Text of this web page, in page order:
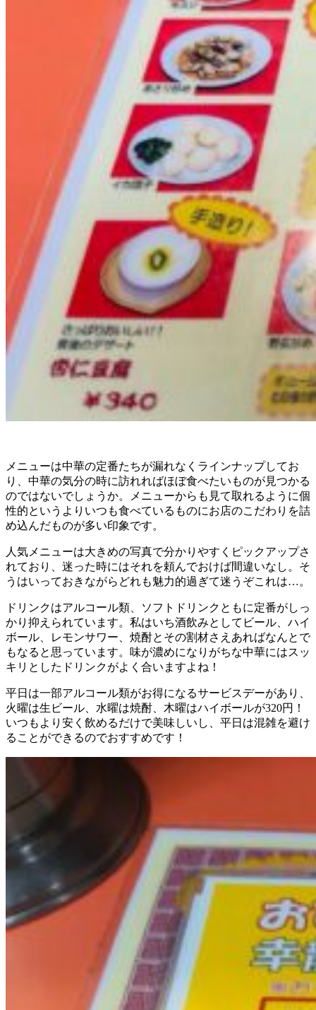
メニューは中華の定番たちが漏れなくラインナップしてお
り、中華の気分の時に訪れればほぼ食べたいものが見つかる
のではないでしょうか。メニューからも見て取れるように個
性的というよりいつも食べているものにお店のこだわりを詰
め込んだものが多い印象です。
人気メニューは大きめの写真で分かりやすくピックアップさ
れており、迷った時にはそれを頼んでおけば間違いなし。そ
うはいっておきながらどれも魅力的過ぎて迷うぞこれは…。
ドリンクはアルコール類、ソフトドリンクともに定番がしっ
かり抑えられています。私はいち酒飲みとしてビール、ハイ
ボール、レモンサワー、焼酎とその割材さえあればなんとで
もなると思っています。味が濃めになりがちな中華にはスッ
キリとしたドリンクがよく合いますよね！
平日は一部アルコール類がお得になるサービスデーがあり、
火曜は生ビール、水曜は焼酎、木曜はハイボールが320円！
いつもより安く飲めるだけで美味しいし、平日は混雑を避け
ることができるのでおすすめです！